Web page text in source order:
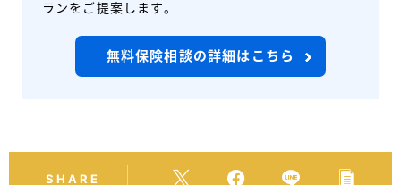
ランをご提案します。
無料保険相談の詳細はこちら
SHARE